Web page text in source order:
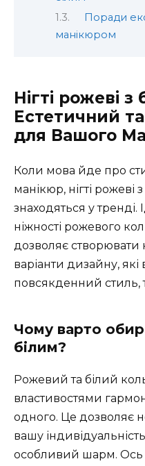
Поради
манікюром
Нігті рожеві з
Естетичний
для Вашого
Коли мова йде про
манікюр, нігті рожеві
знаходяться у
ніжності рожевого
дозволяє створювати
варіанти дизайну,
повсякденний стиль,
Чому варто
білим?
Рожевий та білий
властивостями
одного. Це дозволяє
вашу
особливий шарм. Ось